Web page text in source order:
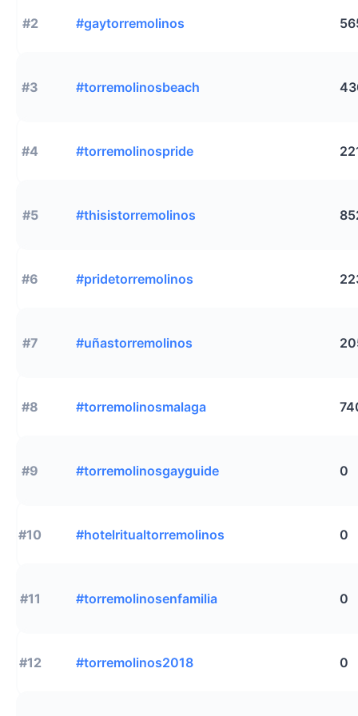
#2 #gaytorremolinos
#3 #torremolinosbeach
#4 #torremolinospride
#5 #thisistorremolinos
#6 #pridetorremolinos
#7 #uñastorremolinos
#8 #torremolinosmalaga
#9 #torremolinosgayguide 0
#10 #hotelritualtorremolinos 0
#11 #torremolinosenfamilia 0
#12 #torremolinos2018 0